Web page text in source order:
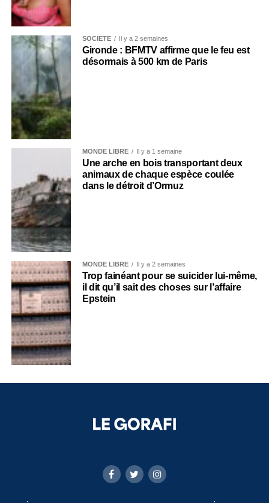
SOCIÉTÉ Il y a 2 semaines
Gironde : BFMTV affirme que le feu est
désormais à 500 km de Paris
MONDE LIBRE Il y a 1 semaine
Une arche en bois transportant deux
animaux de chaque espèce coulée
dans le détroit d’Ormuz
MONDE LIBRE Il y a 2 semaines
Trop fainéant pour se suicider lui-même,
il dit qu’il sait des choses sur l’affaire
Epstein